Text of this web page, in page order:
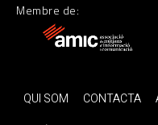
Membre de:
QUI SOM CONTACTA